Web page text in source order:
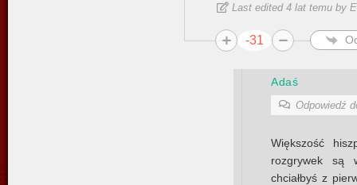
Last edited 4 lat temu by
-31
Adaś
Odpowiedź
Większość
rozgrywek są
chciałbyś z